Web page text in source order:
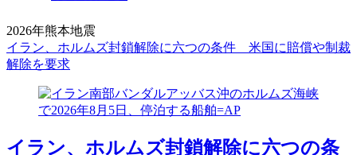
2026年熊本地震
イラン、ホルムズ封鎖解除に六つの条件 米国に賠償や制裁
解除を要求
イラン、ホルムズ封鎖解除に六つの条